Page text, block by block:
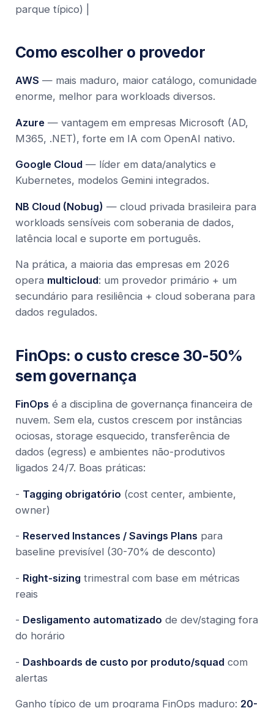
parque típico) |
Como escolher o provedor
AWS — mais maduro, maior catálogo, comunidade
enorme, melhor para workloads diversos.
Azure— vantagem em empresas Microsoft (AD,
M365, .NET), forte em IA com OpenAI nativo.
Google Cloud— líder em data/analytics e
Kubernetes, modelos Gemini integrados.
NB Cloud (Nobug) — cloud privada brasileira para
workloads sensíveis com soberania de dados,
latência local e suporte em português.
Na prática, a maioria das empresas em 2026
opera multicloud: um provedor primário + um
secundário para resiliência + cloud soberana para
dados regulados.
FinOps: o custo cresce 30-50%
sem governança
FinOps é a disciplina de governança financeira de
nuvem. Sem ela, custos crescem por instâncias
ociosas, storage esquecido, transferência de
dados (egress) e ambientes não-produtivos
ligados 24/7. Boas práticas:
- Tagging obrigatório (cost center, ambiente,
owner)
- Reserved Instances / Savings Plans para
baseline previsível (30-70% de desconto)
- Right-sizingtrimestral com base em métricas
reais
- Desligamento automatizado de dev/staging fora
do horário
- Dashboards de custo por produto/squadcom
alertas
Ganho típico de um programa FinOps maduro: 20-